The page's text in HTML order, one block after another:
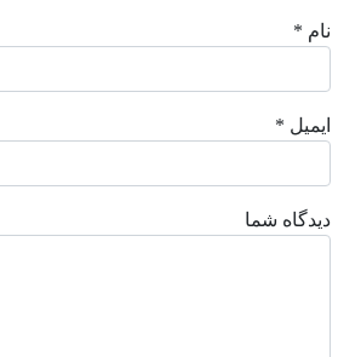
نام *
ایمیل *
دیدگاه شما